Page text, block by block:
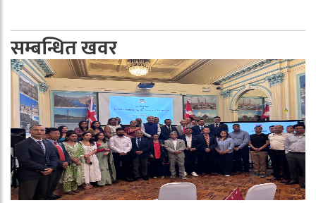
सम्बन्धित खवर